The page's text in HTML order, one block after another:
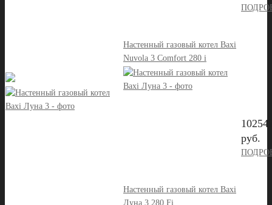
Настенный газовый котел Baxi
Nuvola 3 Comfort 280 i
Настенный газовый котел Baxi
Луна 3 280 Fi
руб.